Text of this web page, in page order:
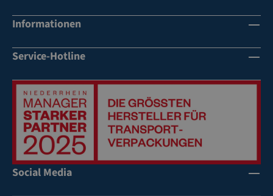
Informationen
Service-Hotline
Social Media